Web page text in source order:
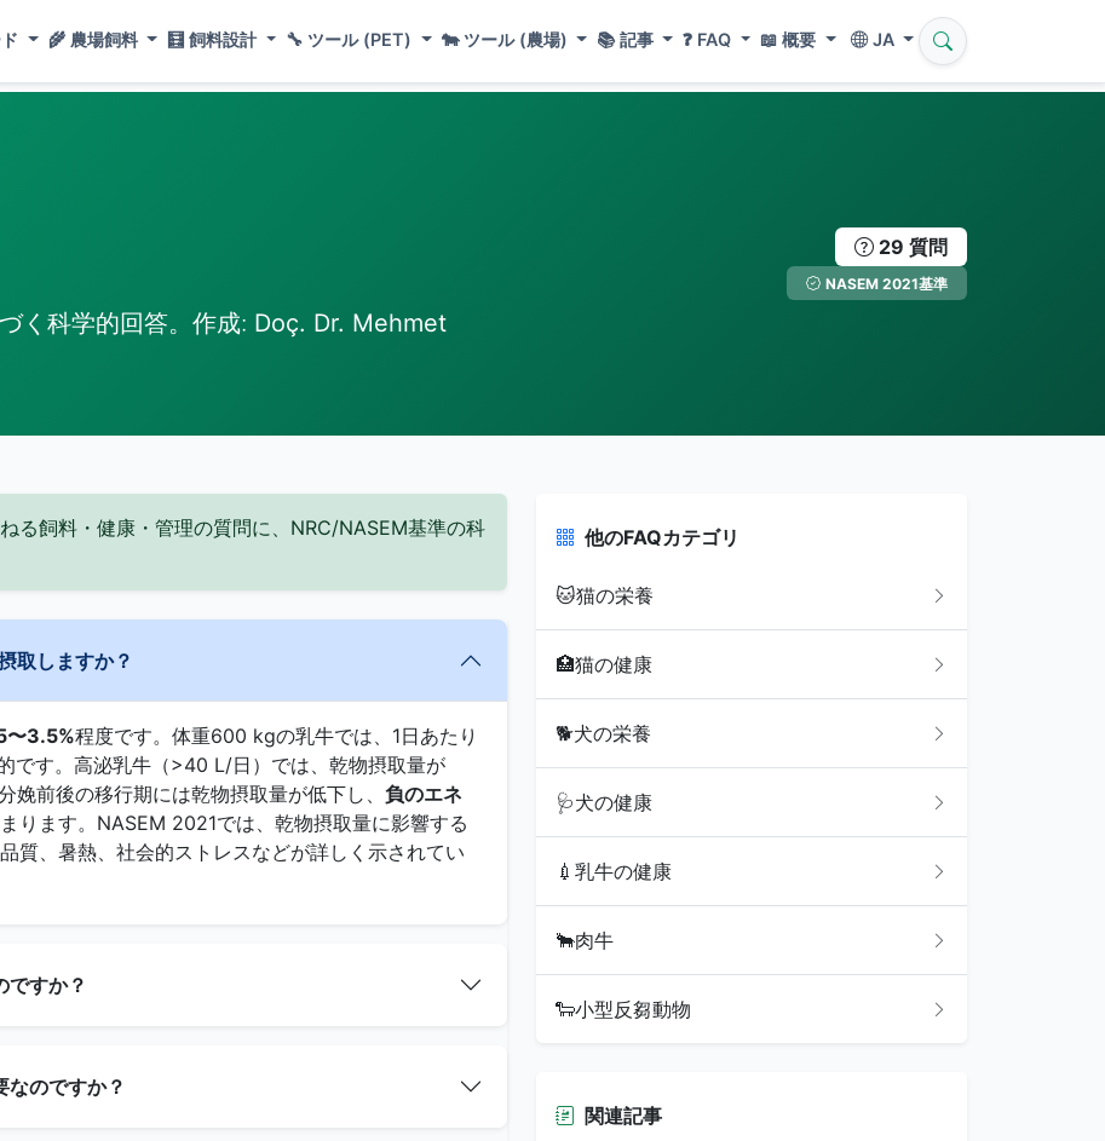
🌾 農場飼料 🧮 飼料設計 🔧 ツール (PET) 🐄 ツール (農場) 📚 記事 ❓ FAQ 📖 概要 JA
く科学的回答。作成: Doç. Dr. Mehmet
29 質問
NASEM 2021基準
る飼料・健康・管理の質問に、NRC/NASEM基準の科
取しますか？
〜3.5%程度です。体重600 kgの乳牛では、1日あたり
です。高泌乳牛（>40 L/日）では、乾物摂取量が
前後の移行期には乾物摂取量が低下し、 負のエネ
ります。NASEM 2021では、乾物摂取量に影響する
質、暑熱、社会的ストレスなどが詳しく示されてい
ですか？
のですか？
他のFAQカテゴリ
🐱猫の栄養
🏥猫の健康
🐕犬の栄養
🩺犬の健康
💉 乳牛の健康
🐂肉牛
🐑小型反芻動物
関連記事